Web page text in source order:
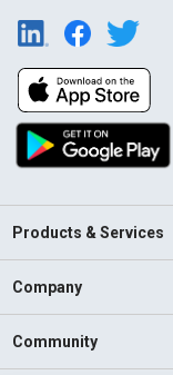
Products & Services
Company
Community